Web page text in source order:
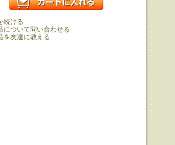
続ける
について問い合わせる
を友達に教える